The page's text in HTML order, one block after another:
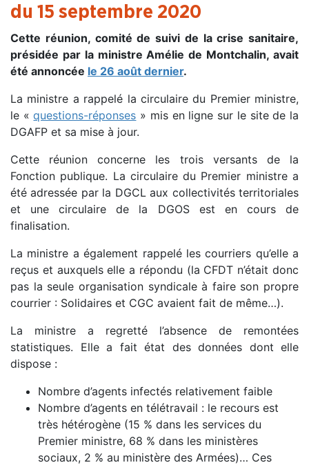
du 15 septembre 2020
Cette réunion, comité de suivi de la crise sanitaire,
présidée par la ministre Amélie de Montchalin, avait
été annoncée le 26 août dernier.
La ministre a rappelé la circulaire du Premier ministre,
le «questions-réponses » mis en ligne sur le site de la
DGAFP et sa mise à jour.
Cette réunion concerne les trois versants de la
Fonction publique. La circulaire du Premier ministre a
été adressée par la DGCL aux collectivités territoriales
et une circulaire de la DGOS est en cours de
finalisation.
La ministre a également rappelé les courriers qu’elle a
reçus et auxquels elle a répondu (la CFDT n’était donc
pas la seule organisation syndicale à faire son propre
courrier : Solidaires et CGC avaient fait de même…).
La ministre a regretté l’absence de remontées
statistiques. Elle a fait état des données dont elle
dispose :
Nombre d’agents infectés relativement faible
Nombre d’agents en télétravail : le recours est
très hétérogène (15 % dans les services du
Premier ministre, 68 % dans les ministères
sociaux, 2 % au ministère des Armées)… Ces